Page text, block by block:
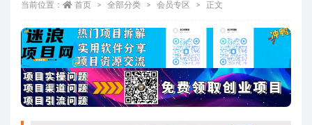
当前位置： 首页 全部分类 会员专区 正文